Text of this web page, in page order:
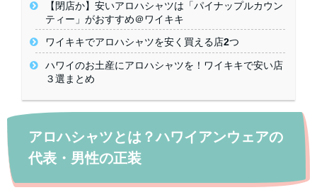
【閉店か】安いアロハシャツは「パイナップルカウン
ティー」がおすすめ＠ワイキキ
ワイキキでアロハシャツを安く買える店2つ
ハワイのお土産にアロハシャツを！ワイキキで安い店
３選まとめ
アロハシャツとは？ハワイアンウェアの
代表・男性の正装